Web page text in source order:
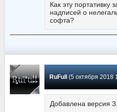
Как эту портативку
надписей о
софта?
RuFull (5 октября 2018
Добавлена версия